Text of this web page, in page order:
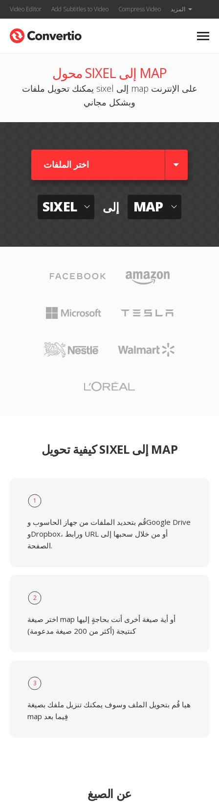
Video Editor Add Subtitles to Video Compress Video المزيد
محول SIXEL إلى MAP
يمكنك تحويل ملفات sixel إلى map على الإنترنت
وبشكل مجاني
اختر الملفات
SIXEL إلى MAP
كيفية تحويل SIXEL إلى MAP
1
قُم بتحديد الملفات من جهاز الحاسوب وGoogle Drive
وDropbox، ورابط URL أو من خلال سحبها إلى
الصفحة.
2
اختر صيغة map أو أية صيغة أخرى أنت بحاجةٍ إليها
كنتيجة (أكثر من 200 صيغة مدعومة)
3
هيا قُم بتحويل الملف وسوف يمكنك تنزيل ملفك بصيغة
map فِيما بعد
عن الصيغ